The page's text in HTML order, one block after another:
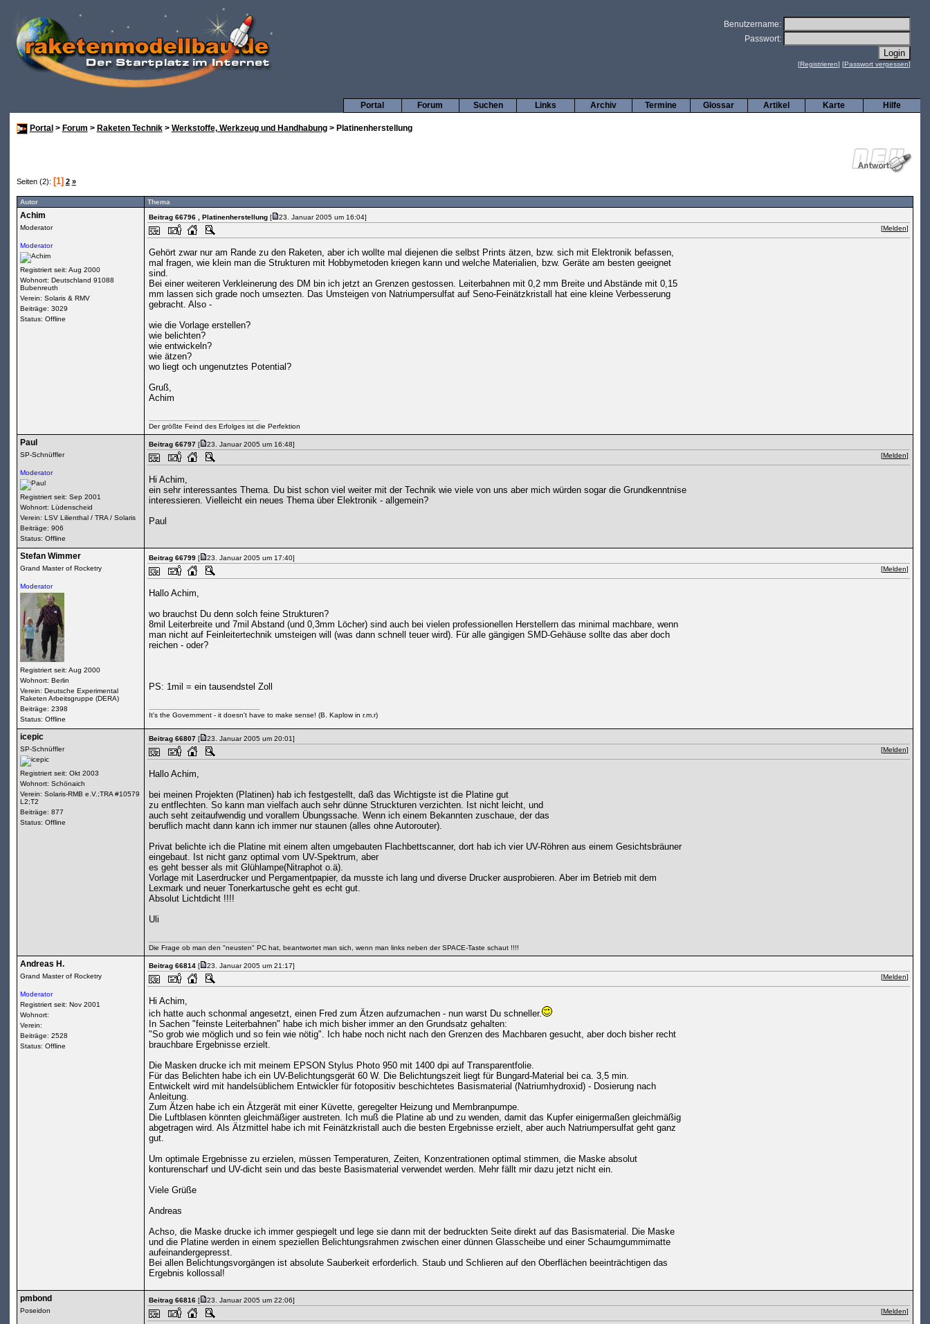
Benutzername:
Passwort:
[Registrieren] [Passwort vergessen]
Hilfe
Karte
Artikel
Glossar
Termine
Archiv
Links
Suchen
Forum
Portal
Portal > Forum > Raketen Technik> Werkstoffe, Werkzeug und Handhabung> Platinenherstellung
Seiten (2): [1] 2 »
Autor Thema
Achim
Moderator
Moderator
Registriert seit: Aug 2000
Wohnort: Deutschland 91088
Bubenreuth
Verein: Solaris & RMV
Beiträge: 3029
Status: Offline
Beitrag 66796 , Platinenherstellung[
23. Januar 2005 um 16:04]
[Melden]
Gehört zwar nur am Rande zu den Raketen, aber ich wollte mal diejenen die selbst Prints ätzen, bzw. sich mit Elektronik befassen,
mal fragen, wie klein man die Strukturen mit Hobbymetoden kriegen kann und welche Materialien, bzw. Geräte am besten geeignet
sind.
Bei einer weiteren Verkleinerung des DM bin ich jetzt an Grenzen gestossen. Leiterbahnen mit 0,2 mm Breite und Abstände mit 0,15
mm lassen sich grade noch umsezten. Das Umsteigen von Natriumpersulfat auf Seno-Feinätzkristall hat eine kleine Verbesserung
gebracht. Also -
wie die Vorlage erstellen?
wie belichten?
wie entwickeln?
wie ätzen?
wo liegt och ungenutztes Potential?
Gruß,
Achim
Der größte Feind des Erfolges ist die Perfektion
Paul
SP-Schnüffler
Moderator
Registriert seit: Sep 2001
Wohnort: Lüdenscheid
Verein: LSV Lilienthal / TRA / Solaris
Beiträge: 906
Status: Offline
Beitrag 66797[
23. Januar 2005 um 16:48]
[Melden]
Hi Achim,
ein sehr interessantes Thema. Du bist schon viel weiter mit der Technik wie viele von uns aber mich würden sogar die Grundkenntnise
interessieren. Vielleicht ein neues Thema über Elektronik - allgemein?
Paul
Stefan Wimmer
Grand Master of Rocketry
Moderator
Registriert seit: Aug 2000
Wohnort: Berlin
Verein: Deutsche Experimental
Raketen Arbeitsgruppe (DERA)
Beiträge: 2398
Status: Offline
Beitrag 66799[
23. Januar 2005 um 17:40]
[Melden]
Hallo Achim,
wo brauchst Du denn solch feine Strukturen?
8mil Leiterbreite und 7mil Abstand (und 0,3mm Löcher) sind auch bei vielen professionellen Herstellern das minimal machbare, wenn
man nicht auf Feinleitertechnik umsteigen will (was dann schnell teuer wird). Für alle gängigen SMD-Gehäuse sollte das aber doch
reichen - oder?
PS: 1mil = ein tausendstel Zoll
It's the Government - it doesn't have to make sense! (B. Kaplow in r.m.r)
icepic
SP-Schnüffler
Registriert seit: Okt 2003
Wohnort: Schönaich
Verein: Solaris-RMB e.V.;TRA #10579
L2;T2
Beiträge: 877
Status: Offline
Beitrag 66807[
23. Januar 2005 um 20:01]
[Melden]
Hallo Achim,
bei meinen Projekten (Platinen) hab ich festgestellt, daß das Wichtigste ist die Platine gut
zu entflechten. So kann man vielfach auch sehr dünne Struckturen verzichten. Ist nicht leicht, und
auch seht zeitaufwendig und vorallem Übungssache. Wenn ich einem Bekannten zuschaue, der das
beruflich macht dann kann ich immer nur staunen (alles ohne Autorouter).
Privat belichte ich die Platine mit einem alten umgebauten Flachbettscanner, dort hab ich vier UV-Röhren aus einem Gesichtsbräuner
eingebaut. Ist nicht ganz optimal vom UV-Spektrum, aber
es geht besser als mit Glühlampe(Nitraphot o.ä).
Vorlage mit Laserdrucker und Pergamentpapier, da musste ich lang und diverse Drucker ausprobieren. Aber im Betrieb mit dem
Lexmark und neuer Tonerkartusche geht es echt gut.
Absolut Lichtdicht !!!!
Uli
Die Frage ob man den "neusten" PC hat, beantwortet man sich, wenn man links neben der SPACE-Taste schaut !!!!
Andreas H.
Grand Master of Rocketry
Moderator
Registriert seit: Nov 2001
Wohnort:
Verein:
Beiträge: 2528
Status: Offline
Beitrag 66814[
23. Januar 2005 um 21:17]
[Melden]
Hi Achim,
ich hatte auch schonmal angesetzt, einen Fred zum Ätzen aufzumachen - nun warst Du schneller.
In Sachen "feinste Leiterbahnen" habe ich mich bisher immer an den Grundsatz gehalten:
"So grob wie möglich und so fein wie nötig". Ich habe noch nicht nach den Grenzen des Machbaren gesucht, aber doch bisher recht
brauchbare Ergebnisse erzielt.
Die Masken drucke ich mit meinem EPSON Stylus Photo 950 mit 1400 dpi auf Transparentfolie.
Für das Belichten habe ich ein UV-Belichtungsgerät 60 W. Die Belichtungszeit liegt für Bungard-Material bei ca. 3,5 min.
Entwickelt wird mit handelsüblichem Entwickler für fotopositiv beschichtetes Basismaterial (Natriumhydroxid) - Dosierung nach
Anleitung.
Zum Ätzen habe ich ein Ätzgerät mit einer Küvette, geregelter Heizung und Membranpumpe.
Die Luftblasen könnten gleichmäßiger austreten. Ich muß die Platine ab und zu wenden, damit das Kupfer einigermaßen gleichmäßig
abgetragen wird. Als Ätzmittel habe ich mit Feinätzkristall auch die besten Ergebnisse erzielt, aber auch Natriumpersulfat geht ganz
gut.
Um optimale Ergebnisse zu erzielen, müssen Temperaturen, Zeiten, Konzentrationen optimal stimmen, die Maske absolut
konturenscharf und UV-dicht sein und das beste Basismaterial verwendet werden. Mehr fällt mir dazu jetzt nicht ein.
Viele Grüße
Andreas
Achso, die Maske drucke ich immer gespiegelt und lege sie dann mit der bedruckten Seite direkt auf das Basismaterial. Die Maske
und die Platine werden in einem speziellen Belichtungsrahmen zwischen einer dünnen Glasscheibe und einer Schaumgummimatte
aufeinandergepresst.
Bei allen Belichtungsvorgängen ist absolute Sauberkeit erforderlich. Staub und Schlieren auf den Oberflächen beeinträchtigen das
Ergebnis kollossal!
pmbond
Poseidon
Beitrag 66816[
23. Januar 2005 um 22:06]
[Melden]